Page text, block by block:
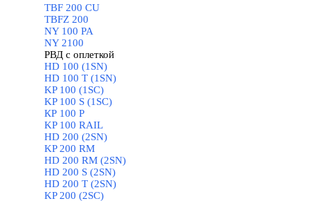
TBF 200 CU
TBFZ 200
NY 100 PA
NY 2100
РВД с оплеткой
HD 100 (1SN)
HD 100 T (1SN)
KP 100 (1SC)
KP 100 S (1SC)
КР 100 Р
KP 100 RAIL
HD 200 (2SN)
KP 200 RM
HD 200 RM (2SN)
HD 200 S (2SN)
HD 200 T (2SN)
KP 200 (2SC)